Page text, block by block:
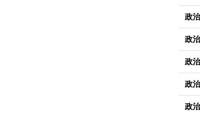
政
政
政
政
政